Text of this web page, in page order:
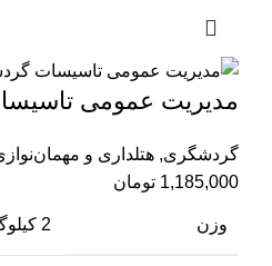
مدیریت عمومی
گردشگری, هتلداری و
1,185,000 تومان
وزن 2 کیلوگرم